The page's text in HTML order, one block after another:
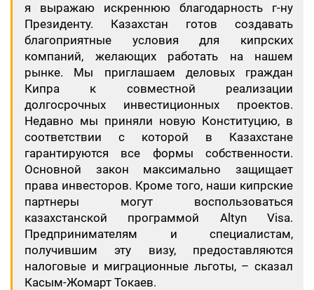
я выражаю искреннюю благодарность г-ну
Президенту. Казахстан готов создавать
благоприятные условия для кипрских
компаний, желающих работать на нашем
рынке. Мы приглашаем деловых граждан
Кипра к совместной реализации
долгосрочных инвестиционных проектов.
Недавно мы приняли новую Конституцию, в
соответствии с которой в Казахстане
гарантируются все формы собственности.
Основной закон максимально защищает
права инвесторов. Кроме того, наши кипрские
партнеры могут воспользоваться
казахстанской программой Altyn Visa.
Предпринимателям и специалистам,
получившим эту визу, предоставляются
налоговые и миграционные льготы, – сказал
Касым-Жомарт Токаев.